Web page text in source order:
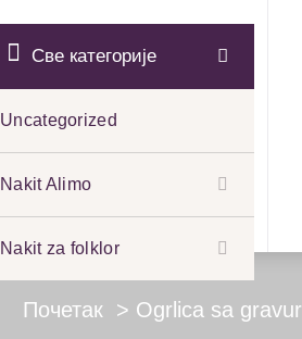
Све категорије
Uncategorized
Nakit Alimo
Nakit za folklor
Почетак> Ogrlica sa